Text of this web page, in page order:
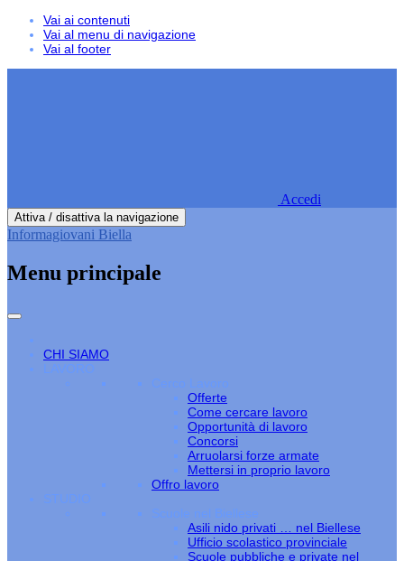
Vai ai contenuti
Vai al menu di navigazione
Vai al footer
Accedi
Attiva / disattiva la navigazione
Informagiovani Biella
Menu principale
CHI SIAMO
LAVORO
Cerco Lavoro
Offerte
Come cercare lavoro
Opportunità di lavoro
Concorsi
Arruolarsi forze armate
Mettersi in proprio lavoro
Offro lavoro
STUDIO
Scuole nel Biellese
Asili nido privati … nel Biellese
Ufficio scolastico provinciale
Scuole pubbliche e private nel